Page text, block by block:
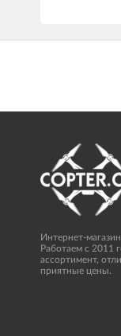
Интернет-
Работаем с 2011
ассортимент,
приятные цены.